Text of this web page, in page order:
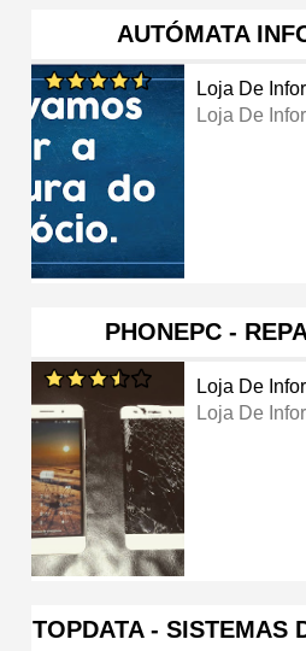
AUTÓMATA
Loja De
Loja De
PHONEPC -
Loja De
Loja De
TOPDATA - SISTEMAS